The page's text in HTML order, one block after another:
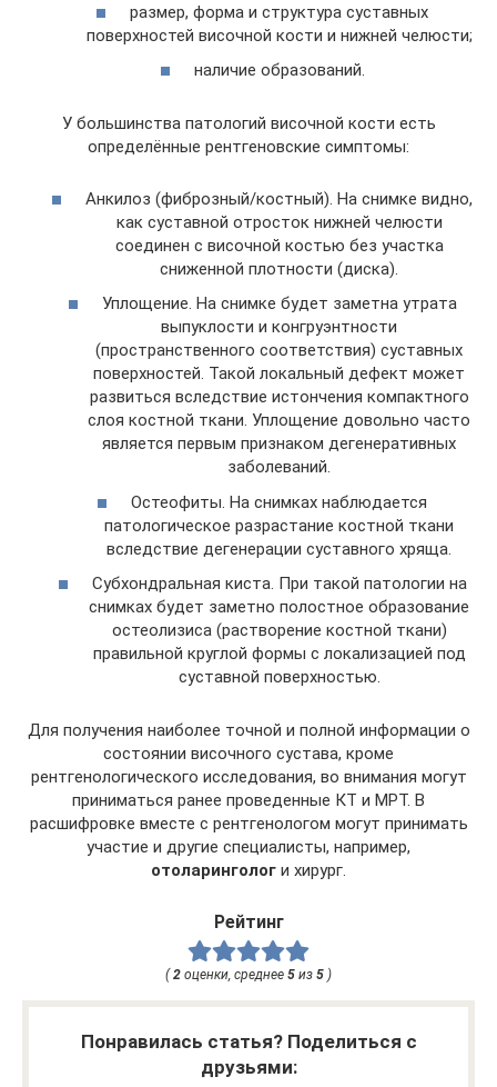
размер, форма и структура суставных
поверхностей височной кости и нижней челюсти;
наличие образований.
У большинства патологий височной кости есть
определённые рентгеновские симптомы:
Анкилоз (фиброзный/костный). На снимке видно,
как суставной отросток нижней челюсти
соединен с височной костью без участка
сниженной плотности (диска).
Уплощение. На снимке будет заметна утрата
выпуклости и конгруэнтности
(пространственного соответствия) суставных
поверхностей. Такой локальный дефект может
развиться вследствие истончения компактного
слоя костной ткани. Уплощение довольно часто
является первым признаком дегенеративных
заболеваний.
Остеофиты. На снимках наблюдается
патологическое разрастание костной ткани
вследствие дегенерации суставного хряща.
Субхондральная киста. При такой патологии на
снимках будет заметно полостное образование
остеолизиса (растворение костной ткани)
правильной круглой формы с локализацией под
суставной поверхностью.
Для получения наиболее точной и полной информации о
состоянии височного сустава, кроме
рентгенологического исследования, во внимания могут
приниматься ранее проведенные КТ и МРТ. В
расшифровке вместе с рентгенологом могут принимать
участие и другие специалисты, например,
отоларинголог и хирург.
Рейтинг
(2 оценки, среднее 5 из 5 )
Понравилась статья? Поделиться с
друзьями: